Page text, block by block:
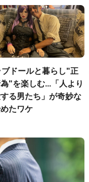
ブドールと暮らし"正
"を楽しむ...「人より
る男たち」が奇妙な
たワケ